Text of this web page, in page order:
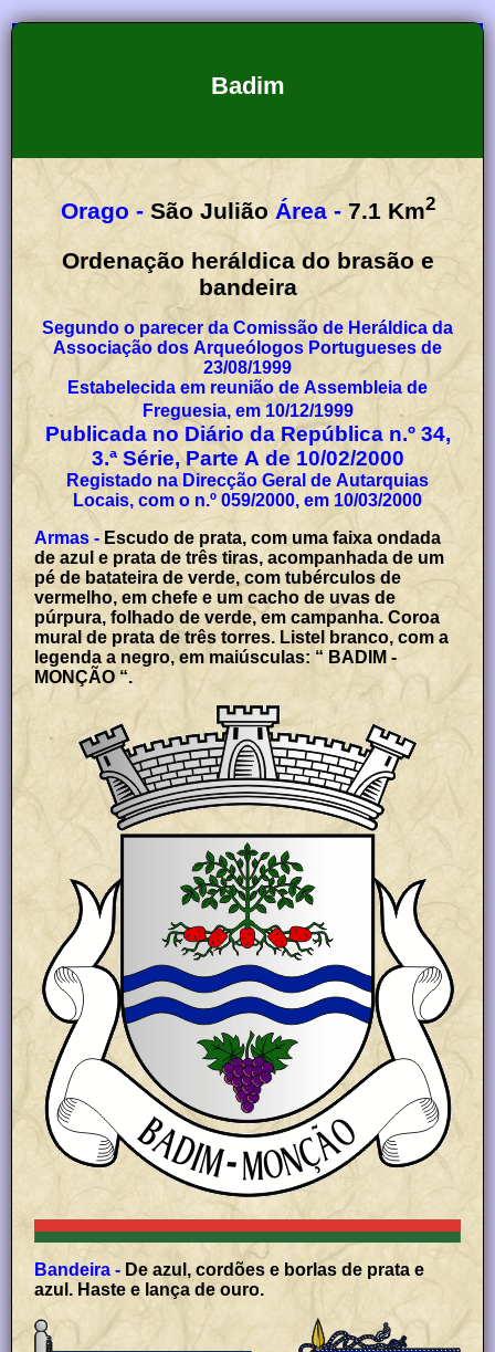
Badim
Orago - São Julião Área - 7.1 Km2
Ordenação heráldica do brasão e
bandeira
Segundo o parecer da Comissão de Heráldica da
Associação dos Arqueólogos Portugueses de
23/08/1999
Estabelecida em reunião de Assembleia de
Freguesia, em 10/12/1999
Publicada no Diário da República n.º 34,
3.ª Série, Parte A de 10/02/2000
Registado na Direcção Geral de Autarquias
Locais, com o n.º 059/2000, em 10/03/2000
Armas - Escudo de prata, com uma faixa ondada
de azul e prata de três tiras, acompanhada de um
pé de batateira de verde, com tubérculos de
vermelho, em chefe e um cacho de uvas de
púrpura, folhado de verde, em campanha. Coroa
mural de prata de três torres. Listel branco, com a
legenda a negro, em maiúsculas: “ BADIM -
MONÇÃO “.
Bandeira -
azul. Haste e lança de ouro.